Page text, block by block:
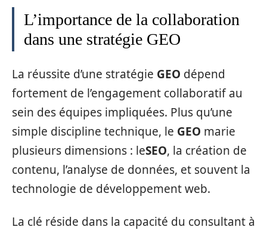
L’importance de la collaboration
dans une stratégie GEO
La réussite d’une stratégie GEO dépend
fortement de l’engagement collaboratif au
sein des équipes impliquées. Plus qu’une
simple discipline technique, le GEO marie
plusieurs dimensions : leSEO, la création de
contenu, l’analyse de données, et souvent la
technologie de développement web.
La clé réside dans la capacité du consultant à